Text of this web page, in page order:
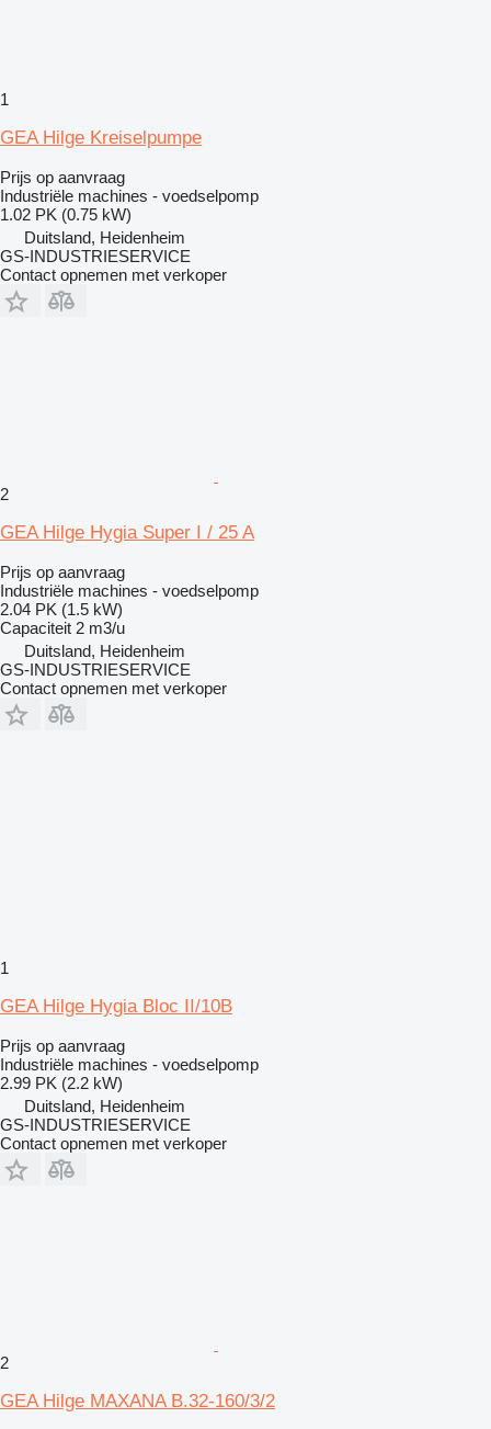
1
GEA Hilge Kreiselpumpe
Prijs op aanvraag
Industriële machines - voedselpomp
1.02 PK (0.75 kW)
Duitsland, Heidenheim
GS-INDUSTRIESERVICE
Contact opnemen met verkoper
2
GEA Hilge Hygia Super I / 25 A
Prijs op aanvraag
Industriële machines - voedselpomp
2.04 PK (1.5 kW)
Capaciteit 2 m3/u
Duitsland, Heidenheim
GS-INDUSTRIESERVICE
Contact opnemen met verkoper
1
GEA Hilge Hygia Bloc II/10B
Prijs op aanvraag
Industriële machines - voedselpomp
2.99 PK (2.2 kW)
Duitsland, Heidenheim
GS-INDUSTRIESERVICE
Contact opnemen met verkoper
2
GEA Hilge MAXANA B.32-160/3/2